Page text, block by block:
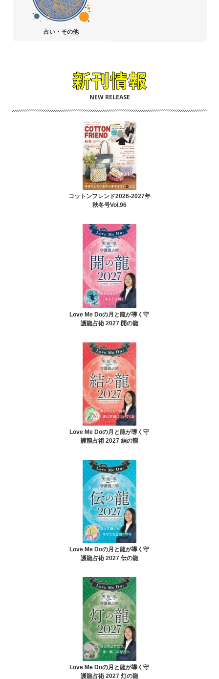
占い・その他
NEW RELEASE
コットンフレンド2026-2027年
秋冬号Vol.96
Love Me Doの月と龍が導く守
護龍占術 2027 開の龍
Love Me Doの月と龍が導く守
護龍占術 2027 結の龍
Love Me Doの月と龍が導く守
護龍占術 2027 伝の龍
Love Me Doの月と龍が導く守
護龍占術 2027 灯の龍